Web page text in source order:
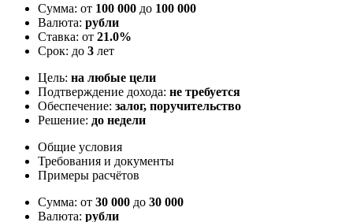
Сумма: от 100 000 до 100 000
Валюта: рубли
Ставка: от 21.0%
Срок: до 3 лет
Цель: на любые цели
Подтверждение дохода: не требуется
Обеспечение: залог, поручительство
Решение: до недели
Общие условия
Требования и документы
Примеры расчётов
Сумма: от 30 000 до 30 000
Валюта: рубли